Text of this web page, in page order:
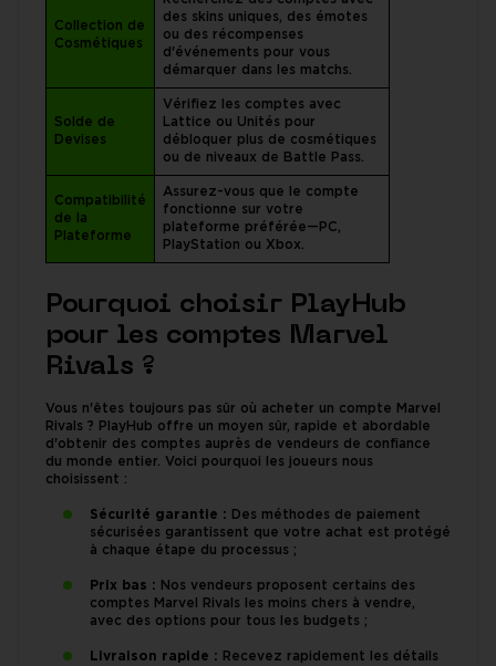
Collection de
Cosmétiques
des skins uniques, des émotes
ou des récompenses
d'événements pour vous
démarquer dans les matchs.
Solde de
Devises
Vérifiez les comptes avec
Lattice ou Unités pour
débloquer plus de cosmétiques
ou de niveaux de Battle Pass.
Compatibilité
de la
Plateforme
Assurez-vous que le compte
fonctionne sur votre
plateforme préférée—PC,
PlayStation ou Xbox.
Pourquoi choisir PlayHub
pour les comptes Marvel
Rivals ?
Vous n'êtes toujours pas sûr où acheter un compte Marvel
Rivals ? PlayHub offre un moyen sûr, rapide et abordable
d'obtenir des comptes auprès de vendeurs de confiance
du monde entier. Voici pourquoi les joueurs nous
choisissent :
Sécurité garantie : Des méthodes de paiement
sécurisées garantissent que votre achat est protégé
à chaque étape du processus ;
Prix bas : Nos vendeurs proposent certains des
comptes Marvel Rivals les moins chers à vendre,
avec des options pour tous les budgets ;
Livraison rapide : Recevez rapidement les détails